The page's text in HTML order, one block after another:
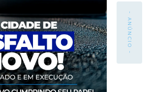
- ANÚNCIO -